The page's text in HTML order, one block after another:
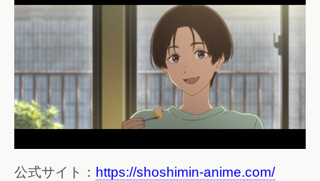
公式サイト： https://shoshimin-anime.com/